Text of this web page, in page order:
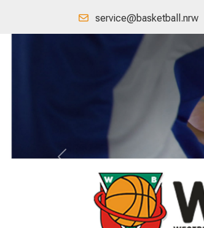
service@basketball.nrw